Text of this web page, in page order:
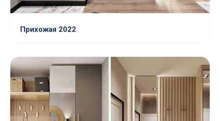
Прихожая 2022